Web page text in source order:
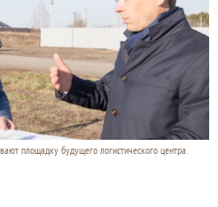
площадку будущего логистического центра.